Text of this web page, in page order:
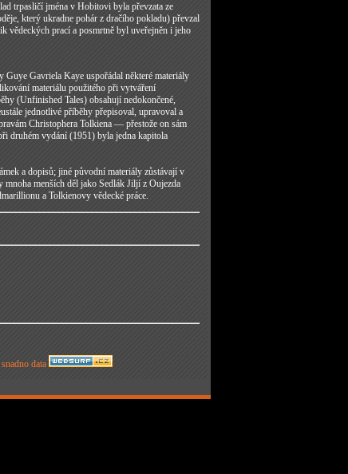
trpasličí jména v Hobitovi byla převzata ze
který ukradne pohár z dračího pokladu) převzal
vědeckých prací a posmrtně byl uveřejněn i jeho
Guye Gavriela Kaye uspořádal některé materiály
materiálu použitého při vytváření
(Unfinished Tales) obsahují nedokončené,
jednotlivé příběhy přepisoval, upravoval a
Christophera Tolkiena — přestože on sám
druhém vydání (1951) byla jedna kapitola
a dopisů; jiné původní materiály zůstávají v
menších děl jako Sedlák Jiljí z Oujezda
a Tolkienovy vědecké práce.